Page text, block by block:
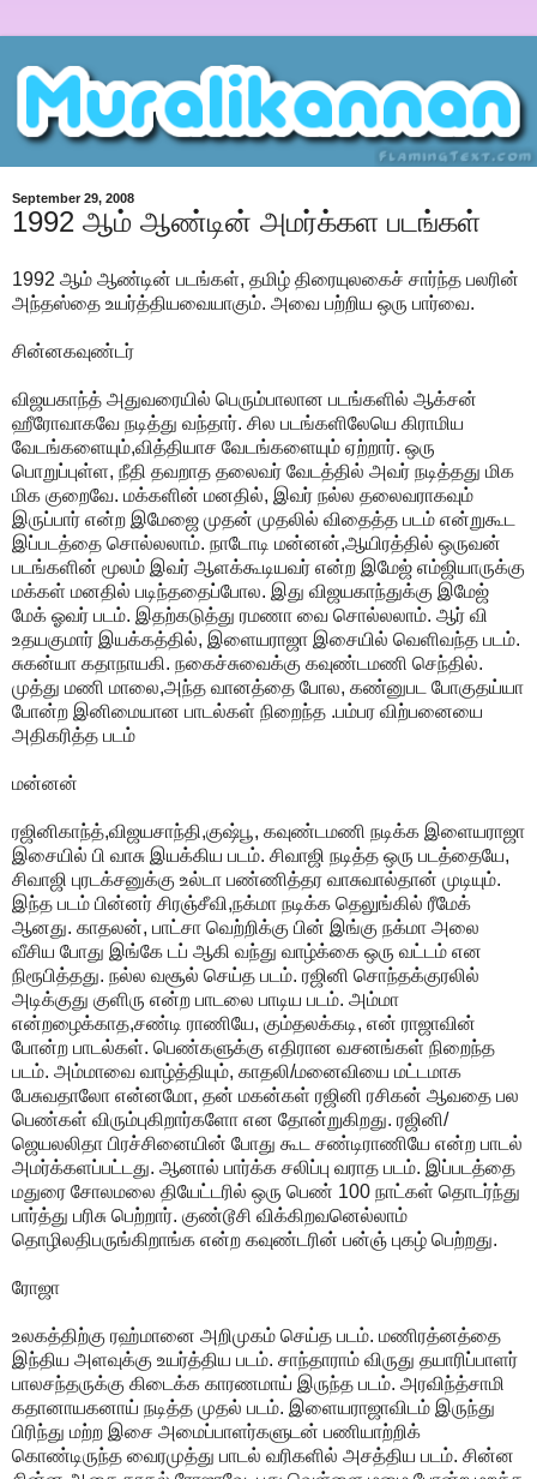
September 29, 2008
1992 ஆம் ஆண்டின் அமர்க்கள படங்கள்
1992 ஆம் ஆண்டின் படங்கள், தமிழ் திரையுலகைச் சார்ந்த பலரின்
அந்தஸ்தை உயர்த்தியவையாகும். அவை பற்றிய ஒரு பார்வை.
சின்னகவுண்டர்
விஜயகாந்த் அதுவரையில் பெரும்பாலான படங்களில் ஆக்சன்
ஹீரோவாகவே நடித்து வந்தார். சில படங்களிலேயெ கிராமிய
வேடங்களையும்,வித்தியாச வேடங்களையும் ஏற்றார். ஒரு
பொறுப்புள்ள, நீதி தவறாத தலைவர் வேடத்தில் அவர் நடித்தது மிக
மிக குறைவே. மக்களின் மனதில், இவர் நல்ல தலைவராகவும்
இருப்பார் என்ற இமேஜை முதன் முதலில் விதைத்த படம் என்றுகூட
இப்படத்தை சொல்லலாம். நாடோடி மன்னன்,ஆயிரத்தில் ஒருவன்
படங்களின் மூலம் இவர் ஆளக்கூடியவர் என்ற இமேஜ் எம்ஜியாருக்கு
மக்கள் மனதில் படிந்ததைப்போல. இது விஜயகாந்துக்கு இமேஜ்
மேக் ஓவர் படம். இதற்கடுத்து ரமணா வை சொல்லலாம். ஆர் வி
உதயகுமார் இயக்கத்தில், இளையராஜா இசையில் வெளிவந்த படம்.
சுகன்யா கதாநாயகி. நகைச்சுவைக்கு கவுண்டமணி செந்தில்.
முத்து மணி மாலை,அந்த வானத்தை போல, கண்னுபட போகுதய்யா
போன்ற இனிமையான பாடல்கள் நிறைந்த .பம்பர விற்பனையை
அதிகரித்த படம்
மன்னன்
ரஜினிகாந்த்,விஜயசாந்தி,குஷ்பூ, கவுண்டமணி நடிக்க இளையராஜா
இசையில் பி வாசு இயக்கிய படம். சிவாஜி நடித்த ஒரு படத்தையே,
சிவாஜி புரடக்சனுக்கு உல்டா பண்ணித்தர வாசுவால்தான் முடியும்.
இந்த படம் பின்னர் சிரஞ்சீவி,நக்மா நடிக்க தெலுங்கில் ரீமேக்
ஆனது. காதலன், பாட்சா வெற்றிக்கு பின் இங்கு நக்மா அலை
வீசிய போது இங்கே டப் ஆகி வந்து வாழ்க்கை ஒரு வட்டம் என
நிரூபித்தது. நல்ல வசூல் செய்த படம். ரஜினி சொந்தக்குரலில்
அடிக்குது குளிரு என்ற பாடலை பாடிய படம். அம்மா
என்றழைக்காத,சண்டி ராணியே, கும்தலக்கடி, என் ராஜாவின்
போன்ற பாடல்கள். பெண்களுக்கு எதிரான வசனங்கள் நிறைந்த
படம். அம்மாவை வாழ்த்தியும், காதலி/மனைவியை மட்டமாக
பேசுவதாலோ என்னமோ, தன் மகன்கள் ரஜினி ரசிகன் ஆவதை பல
பெண்கள் விரும்புகிறார்களோ என தோன்றுகிறது. ரஜினி/
ஜெயலலிதா பிரச்சினையின் போது கூட சண்டிராணியே என்ற பாடல்
அமர்க்களப்பட்டது. ஆனால் பார்க்க சலிப்பு வராத படம். இப்படத்தை
மதுரை சோலமலை தியேட்டரில் ஒரு பெண் 100 நாட்கள் தொடர்ந்து
பார்த்து பரிசு பெற்றார். குண்டூசி விக்கிறவனெல்லாம்
தொழிலதிபருங்கிறாங்க என்ற கவுண்டரின் பன்ஞ் புகழ் பெற்றது.
ரோஜா
உலகத்திற்கு ரஹ்மானை அறிமுகம் செய்த படம். மணிரத்னத்தை
இந்திய அளவுக்கு உயர்த்திய படம். சாந்தாராம் விருது தயாரிப்பாளர்
பாலசந்தருக்கு கிடைக்க காரணமாய் இருந்த படம். அரவிந்த்சாமி
கதானாயகனாய் நடித்த முதல் படம். இளையராஜாவிடம் இருந்து
பிரிந்து மற்ற இசை அமைப்பாளர்களுடன் பணியாற்றிக்
கொண்டிருந்த வைரமுத்து பாடல் வரிகளில் அசத்திய படம். சின்ன